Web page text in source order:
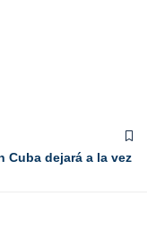
Cuba dejará a la vez